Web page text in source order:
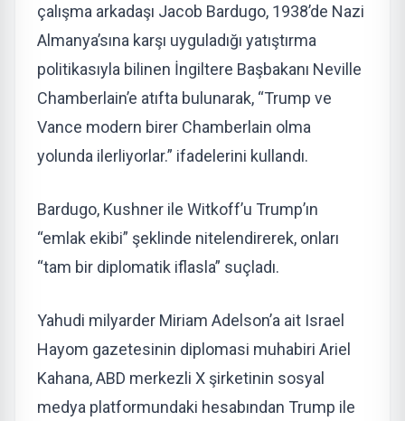
çalışma arkadaşı Jacob Bardugo, 1938’de Nazi
Almanya’sına karşı uyguladığı yatıştırma
politikasıyla bilinen İngiltere Başbakanı Neville
Chamberlain’e atıfta bulunarak, “Trump ve
Vance modern birer Chamberlain olma
yolunda ilerliyorlar.” ifadelerini kullandı.
Bardugo, Kushner ile Witkoff’u Trump’ın
“emlak ekibi” şeklinde nitelendirerek, onları
“tam bir diplomatik iflasla” suçladı.
Yahudi milyarder Miriam Adelson’a ait Israel
Hayom gazetesinin diplomasi muhabiri Ariel
Kahana, ABD merkezli X şirketinin sosyal
medya platformundaki hesabından Trump ile